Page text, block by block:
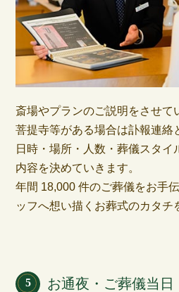
斎場やプランのご説明をさせて
菩提寺等がある場合は訃報連絡
日時・場所・人数・葬儀スタイ
内容を決めていきます。
年間 18,000 件のご葬儀をお手
ッフへ想い描くお葬式のカタチ
5 お通夜・ご葬儀当日